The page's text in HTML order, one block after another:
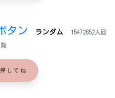
タン ランダム 15472652人回
覧
してね